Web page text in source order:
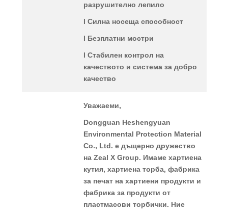
разрушително лепило
l Силна носеща способност
l Безплатни мостри
l Стабилен контрол на
качеството и система за добро
качество
Уважаеми,
Dongguan Heshengyuan
Environmental Protection Material
Co., Ltd. е дъщерно дружество
на Zeal X Group. Имаме хартиена
кутия, хартиена торба, фабрика
за печат на хартиени продукти и
фабрика за продукти от
пластмасови торбички. Ние